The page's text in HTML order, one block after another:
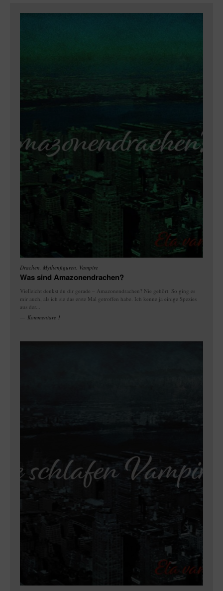
Drachen Mythenfiguren Vampire
Was sind Amazonendrachen?
Vielleicht denkst du dir gerade – Amazonendrachen? Nie gehört. So ging es
mir auch, als ich sie das erste Mal getroffen habe. Ich kenne ja einige Spezies
aus der...
Kommentare 1